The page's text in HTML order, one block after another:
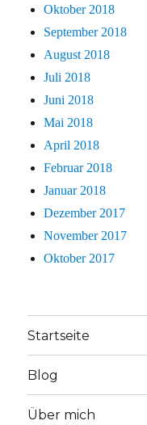
Oktober 2018
September 2018
August 2018
Juli 2018
Juni 2018
Mai 2018
April 2018
Februar 2018
Januar 2018
Dezember 2017
November 2017
Oktober 2017
Startseite
Blog
Über mich